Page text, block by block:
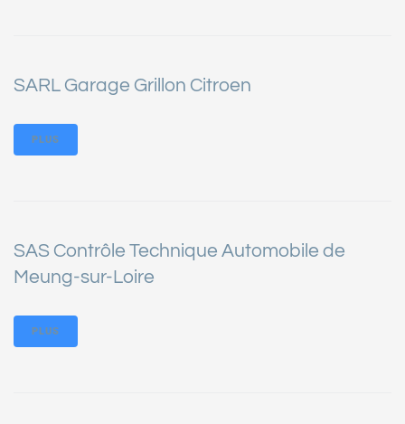
SARL Garage Grillon Citroen
PLUS
SAS Contrôle Technique Automobile de
Meung-sur-Loire
PLUS